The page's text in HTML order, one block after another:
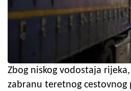
Zbog niskog vodostaja
zabranu teretnog